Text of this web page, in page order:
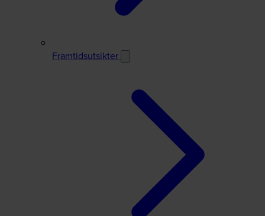
Framtidsutsikter